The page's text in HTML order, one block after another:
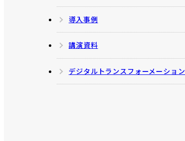
導入事例
講演資料
デジタルトランスフォーメーション